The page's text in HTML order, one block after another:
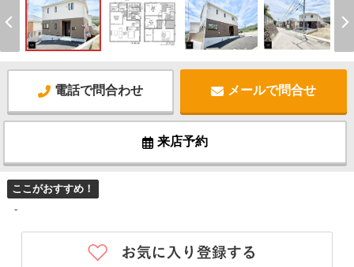
電話で問合わせ メールで問合せ
来店予約
ここがおすすめ！
-